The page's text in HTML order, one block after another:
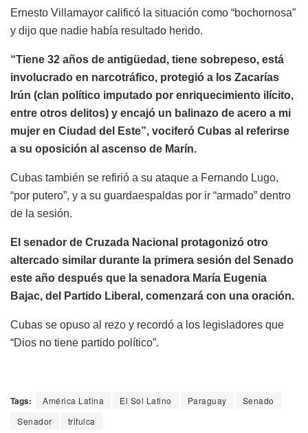
Ernesto Villamayor calificó la situación como “bochornosa”
y dijo que nadie había resultado herido.
“Tiene 32 años de antigüedad, tiene sobrepeso, está
involucrado en narcotráfico, protegió a los Zacarías
Irún (clan político imputado por enriquecimiento ilícito,
entre otros delitos) y encajó un balinazo de acero a mi
mujer en Ciudad del Este”, vociferó Cubas al referirse
a su oposición al ascenso de Marín.
Cubas también se refirió a su ataque a Fernando Lugo,
“por putero”, y a su guardaespaldas por ir “armado” dentro
de la sesión.
El senador de Cruzada Nacional protagonizó otro
altercado similar durante la primera sesión del Senado
este año después que la senadora María Eugenia
Bajac, del Partido Liberal, comenzará con una oración.
Cubas se opuso al rezo y recordó a los legisladores que
“Dios no tiene partido político”.
Tags: América Latina El Sol Latino Paraguay
Senado
Senador
trifulca